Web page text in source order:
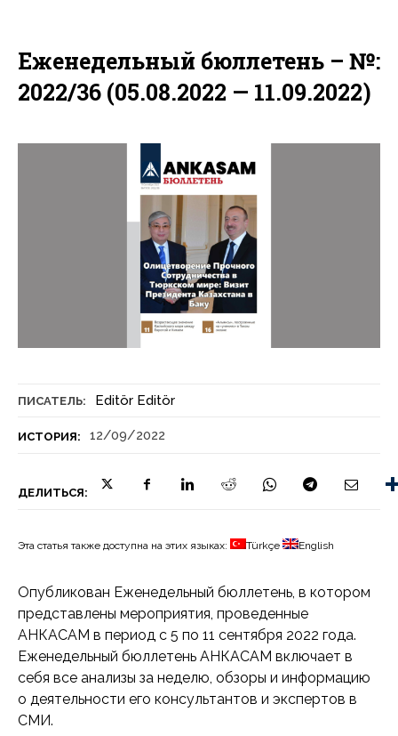
ПИСАТЕЛЬ: Editör Editör
ИСТОРИЯ: 12/09/2022
ДЕЛИТЬСЯ:
Еженедельный бюллетень – №:
2022/36 (05.08.2022 — 11.09.2022)
Эта статья также доступна на этих языках: Türkçe English
Опубликован Еженедельный бюллетень, в котором
представлены мероприятия, проведенные
АНКАСАМ в период с 5 по 11 сентября 2022 года.
Еженедельный бюллетень АНКАСАМ включает в
себя все анализы за неделю, обзоры и информацию
о деятельности его консультантов и экспертов в
СМИ.